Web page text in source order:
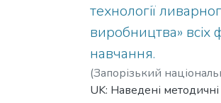
технології
виробництва» всіх
навчання.
(Запорізький
університет,2019)
UK: Наведені